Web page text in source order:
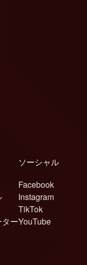
ー
ソーシャル
Facebook
Instagram
TikTok
YouTube